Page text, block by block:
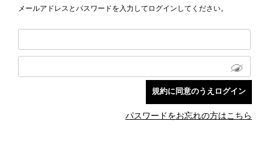
メールアドレスとパスワードを入力してログインしてください。
パスワードをお忘れの方はこちら